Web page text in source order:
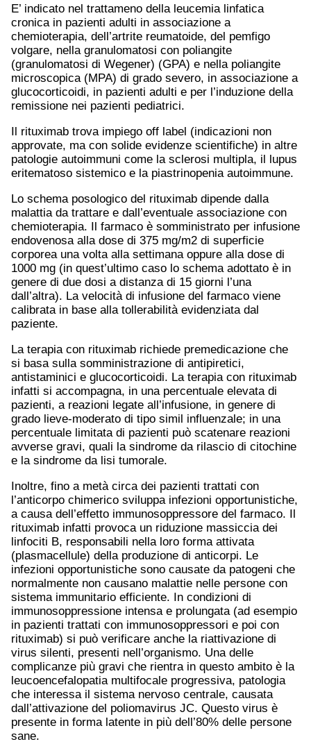
E’ indicato nel trattameno della leucemia linfatica
cronica in pazienti adulti in associazione a
chemioterapia, dell’artrite reumatoide, del pemfigo
volgare, nella granulomatosi con poliangite
(granulomatosi di Wegener) (GPA) e nella poliangite
microscopica (MPA) di grado severo, in associazione a
glucocorticoidi, in pazienti adulti e per l’induzione della
remissione nei pazienti pediatrici.
Il rituximab trova impiego off label (indicazioni non
approvate, ma con solide evidenze scientifiche) in altre
patologie autoimmuni come la sclerosi multipla, il lupus
eritematoso sistemico e la piastrinopenia autoimmune.
Lo schema posologico del rituximab dipende dalla
malattia da trattare e dall’eventuale associazione con
chemioterapia. Il farmaco è somministrato per infusione
endovenosa alla dose di 375 mg/m2 di superficie
corporea una volta alla settimana oppure alla dose di
1000 mg (in quest’ultimo caso lo schema adottato è in
genere di due dosi a distanza di 15 giorni l’una
dall’altra). La velocità di infusione del farmaco viene
calibrata in base alla tollerabilità evidenziata dal
paziente.
La terapia con rituximab richiede premedicazione che
si basa sulla somministrazione di antipiretici,
antistaminici e glucocorticoidi. La terapia con rituximab
infatti si accompagna, in una percentuale elevata di
pazienti, a reazioni legate all’infusione, in genere di
grado lieve-moderato di tipo simil influenzale; in una
percentuale limitata di pazienti può scatenare reazioni
avverse gravi, quali la sindrome da rilascio di citochine
e la sindrome da lisi tumorale.
Inoltre, fino a metà circa dei pazienti trattati con
l’anticorpo chimerico sviluppa infezioni opportunistiche,
a causa dell’effetto immunosoppressore del farmaco. Il
rituximab infatti provoca un riduzione massiccia dei
linfociti B, responsabili nella loro forma attivata
(plasmacellule) della produzione di anticorpi. Le
infezioni opportunistiche sono causate da patogeni che
normalmente non causano malattie nelle persone con
sistema immunitario efficiente. In condizioni di
immunosoppressione intensa e prolungata (ad esempio
in pazienti trattati con immunosoppressori e poi con
rituximab) si può verificare anche la riattivazione di
virus silenti, presenti nell’organismo. Una delle
complicanze più gravi che rientra in questo ambito è la
leucoencefalopatia multifocale progressiva, patologia
che interessa il sistema nervoso centrale, causata
dall’attivazione del poliomavirus JC. Questo virus è
presente in forma latente in più dell’80% delle persone
sane.